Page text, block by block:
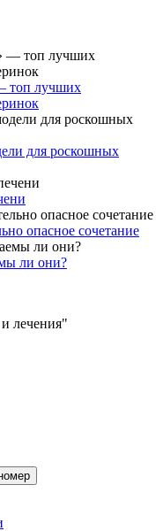
топ лучших
для роскошных
опасное сочетание
ли они?
лечения"